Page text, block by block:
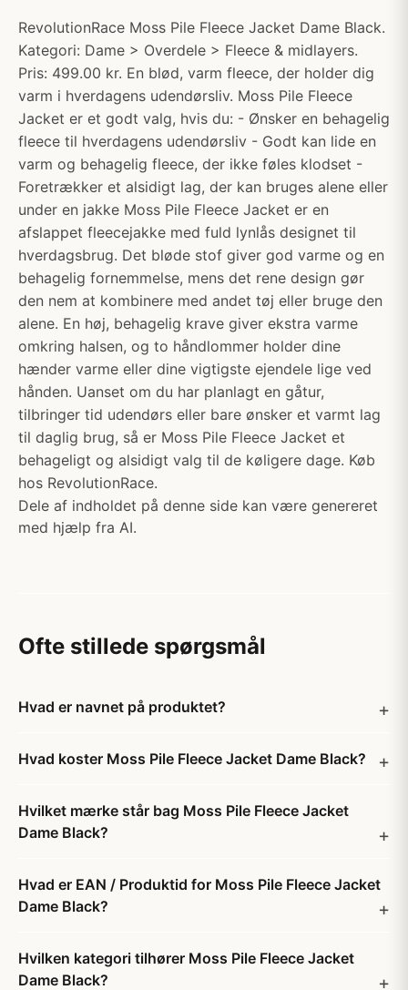
RevolutionRace Moss Pile Fleece Jacket Dame Black.
Kategori: Dame > Overdele > Fleece & midlayers.
Pris: 499.00 kr. En blød, varm fleece, der holder dig
varm i hverdagens udendørsliv. Moss Pile Fleece
Jacket er et godt valg, hvis du: - Ønsker en behagelig
fleece til hverdagens udendørsliv - Godt kan lide en
varm og behagelig fleece, der ikke føles klodset -
Foretrækker et alsidigt lag, der kan bruges alene eller
under en jakke Moss Pile Fleece Jacket er en
afslappet fleecejakke med fuld lynlås designet til
hverdagsbrug. Det bløde stof giver god varme og en
behagelig fornemmelse, mens det rene design gør
den nem at kombinere med andet tøj eller bruge den
alene. En høj, behagelig krave giver ekstra varme
omkring halsen, og to håndlommer holder dine
hænder varme eller dine vigtigste ejendele lige ved
hånden. Uanset om du har planlagt en gåtur,
tilbringer tid udendørs eller bare ønsker et varmt lag
til daglig brug, så er Moss Pile Fleece Jacket et
behageligt og alsidigt valg til de køligere dage. Køb
hos RevolutionRace.
Dele af indholdet på denne side kan være genereret
med hjælp fra AI.
Ofte stillede spørgsmål
Hvad er navnet på produktet?
Hvad koster Moss Pile Fleece Jacket Dame Black?
Hvilket mærke står bag Moss Pile Fleece Jacket
Dame Black?
Hvad er EAN / Produktid for Moss Pile Fleece Jacket
Dame Black?
Hvilken kategori tilhører Moss Pile Fleece Jacket
Dame Black?